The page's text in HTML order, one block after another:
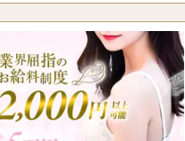
ので、時間を有効活用できま